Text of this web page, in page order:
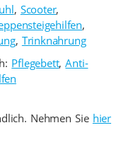
, Scooter,
,
, Trinknahrung
Pflegebett,Anti-
Nehmen Sie hier